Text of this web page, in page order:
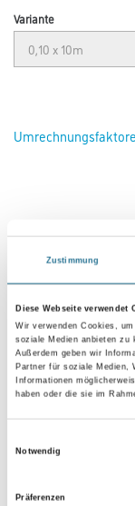
Zustimmung
Diese Webseite verwendet
Wir verwenden Cookies,
soziale Medien anbieten zu
Außerdem geben wir
Partner für soziale Medien,
Informationen
haben oder die sie im
Notwendig
Präferenzen
Variante
Produkteigenschaft
- Dicke: 0,12 mm
Ca. 700 -
Untergrund